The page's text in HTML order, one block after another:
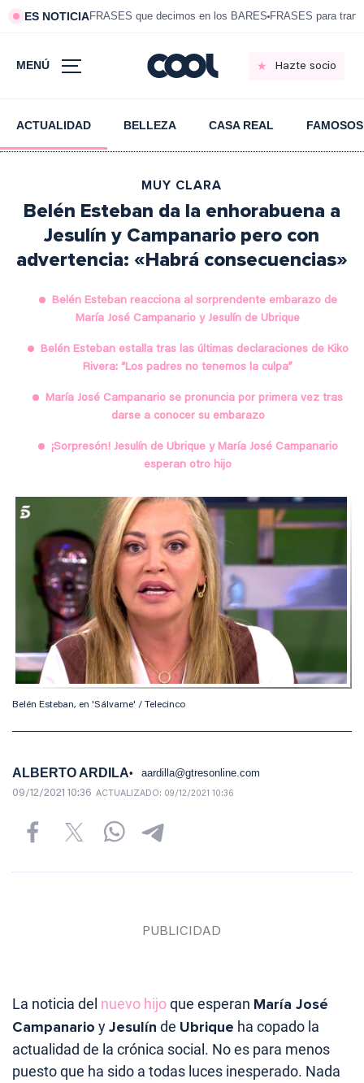
ES NOTICIAFRASES que decimos en los BARES FRASES para
MENÚ Hazte socio
ACTUALIDAD BELLEZA CASA REAL FAMOSOS
MUY CLARA
Belén Esteban da la enhorabuena a
Jesulín y Campanario pero con
advertencia: «Habrá consecuencias»
Belén Esteban reacciona al sorprendente embarazo de
María José Campanario y Jesulín de Ubrique
Belén Esteban estalla tras las últimas declaraciones de Kiko
Rivera: “Los padres no tenemos la culpa”
María José Campanario se pronuncia por primera vez tras
darse a conocer su embarazo
¡Sorpresón! Jesulín de Ubrique y María José Campanario
esperan otro hijo
Belén Esteban, en 'Sálvame' / Telecinco
ALBERTO ARDILA aardilla@gtresonline.com
09/12/2021 10:36 ACTUALIZADO: 09/12/2021 10:36
La noticia del nuevo hijoque esperan María José
Campanario yJesulín de Ubrique ha copado la
actualidad de la crónica social. No es para menos
puesto que ha sido a todas luces inesperado. Nada